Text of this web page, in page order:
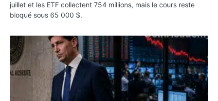
juillet et les ETF collectent 754 millions, mais le cours reste
bloqué sous 65 000 $.
Kevin Warsh maintient sa communication minimaliste